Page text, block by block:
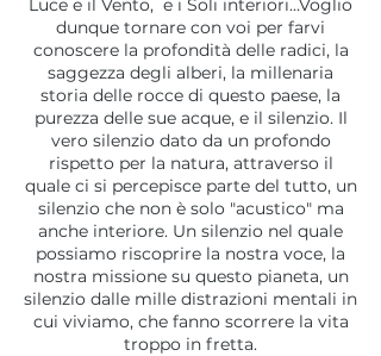
Luce e il Vento, e i Soli interiori...Voglio
dunque tornare con voi per farvi
conoscere la profondità delle radici, la
saggezza degli alberi, la millenaria
storia delle rocce di questo paese, la
purezza delle sue acque, e il silenzio. Il
vero silenzio dato da un profondo
rispetto per la natura, attraverso il
quale ci si percepisce parte del tutto, un
silenzio che non è solo "acustico" ma
anche interiore. Un silenzio nel quale
possiamo riscoprire la nostra voce, la
nostra missione su questo pianeta, un
silenzio dalle mille distrazioni mentali in
cui viviamo, che fanno scorrere la vita
troppo in fretta.